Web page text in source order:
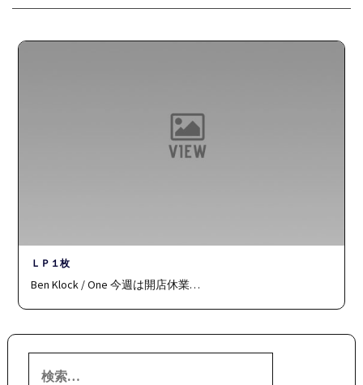
ＬＰ１枚
Ben Klock / One 今週は開店休業…
索: